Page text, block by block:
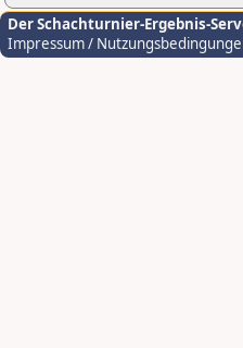
Der Schachturnier-Ergebnis-
Impressum /